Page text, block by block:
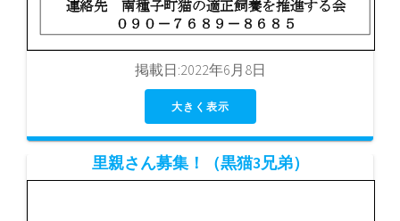
掲載日:2022年6月8日
大きく表示
里親さん募集！（黒猫3兄弟）